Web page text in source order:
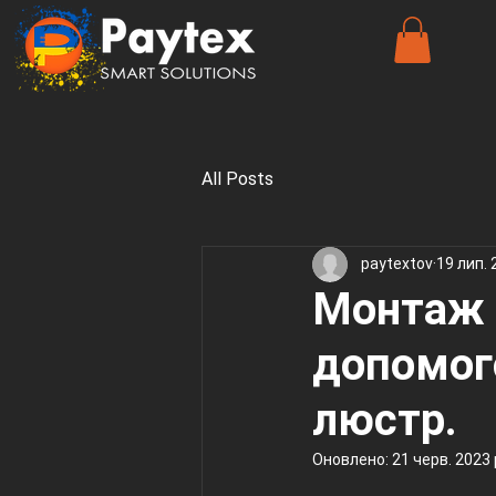
All Posts
Монтаж
люстр.
paytextov 19 лип.
Оновлено: 21 черв. 2023